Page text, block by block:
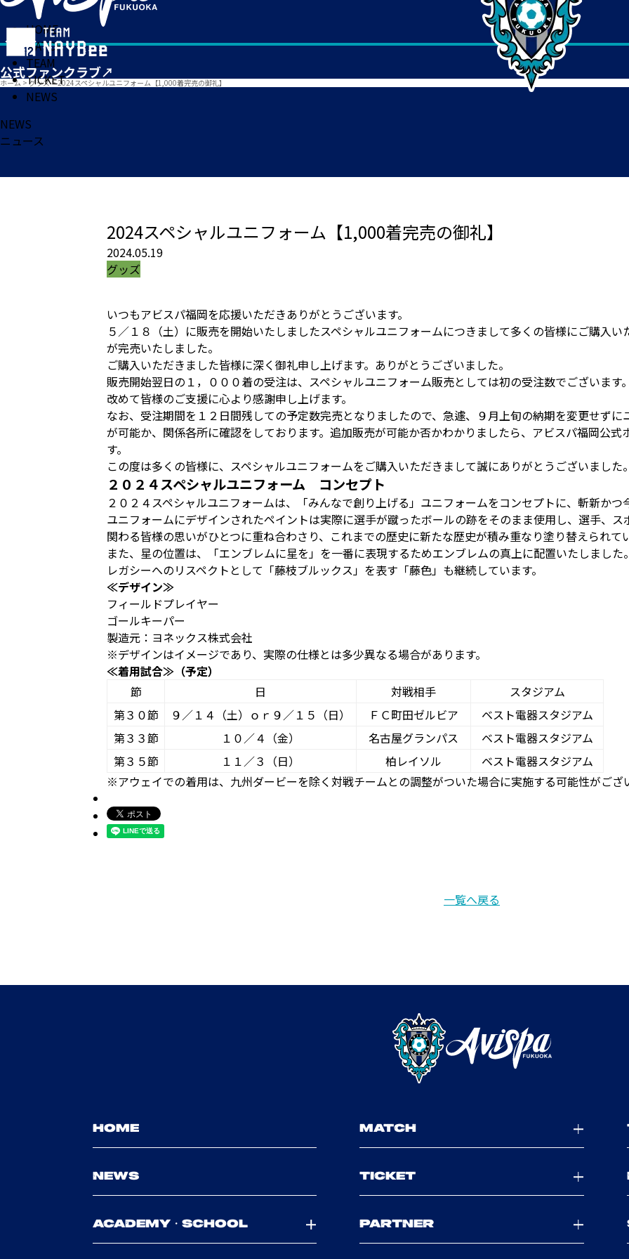
HOME
MATCH
TEAM
TICKET
NEWS
ホーム > グッズ>2024スペシャルユニフォーム【1,000着完売の御礼】
NEWS
ニュース
2024スペシャルユニフォーム【1,000着完売の御礼】
2024.05.19
グッズ
いつもアビスパ福岡を応援いただきありがとうございます。
５／１８（土）に販売を開始いたしましたスペシャルユニフォームにつきまして多くの皆様にご購入
が完売いたしました。
ご購入いただきました皆様に深く御礼申し上げます。ありがとうございました。
販売開始翌日の１，０００着の受注は、スペシャルユニフォーム販売としては初の受注数でございます
改めて皆様のご支援に心より感謝申し上げます。
なお、受注期間を１２日間残しての予定数完売となりましたので、急遽、９月上旬の納期を変更せず
が可能か、関係各所に確認をしております。追加販売が可能か否かわかりましたら、アビスパ福岡公
す。
この度は多くの皆様に、スペシャルユニフォームをご購入いただきまして誠にありがとうございました
２０２４スペシャルユニフォーム コンセプト
２０２４スペシャルユニフォームは、「みんなで創り上げる」ユニフォームをコンセプトに、斬新か
ユニフォームにデザインされたペイントは実際に選手が蹴ったボールの跡をそのまま使用し、選手、
関わる皆様の思いがひとつに重ね合わさり、これまでの歴史に新たな歴史が積み重なり塗り替えられて
また、星の位置は、「エンブレムに星を」を一番に表現するためエンブレムの真上に配置いたしました
レガシーへのリスペクトとして「藤枝ブルックス」を表す「藤色」も継続しています。
≪デザイン≫
フィールドプレイヤー
ゴールキーパー
製造元：ヨネックス株式会社
※デザインはイメージであり、実際の仕様とは多少異なる場合があります。
≪着用試合≫（予定）
節
日 対戦相手
スタジアム
第３０節
９／１４（土）ｏｒ９／１５（日） ＦＣ町田ゼルビア
ベスト電器スタジアム
第３３節
１０／４（金） 名古屋グランパス
ベスト電器スタジアム
第３５節
１１／３（日） 柏レイソル
ベスト電器スタジアム
※アウェイでの着用は、九州ダービーを除く対戦チームとの調整がついた場合に実施する可能性がござ
一覧へ戻る
HOME MATCH
NEWS TICKET
ACADEMY・SCHOOL PARTNER